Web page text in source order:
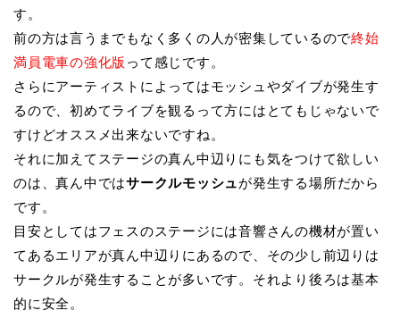
す。
前の方は言うまでもなく多くの人が密集しているので終始
満員電車の強化版 って感じです。
さらにアーティストによってはモッシュやダイブが発生す
るので、初めてライブを観るって方にはとてもじゃないで
すけどオススメ出来ないですね。
それに加えてステージの真ん中辺りにも気をつけて欲しい
のは、真ん中ではサークルモッシュが発生する場所だから
です。
目安としてはフェスのステージには音響さんの機材が置い
てあるエリアが真ん中辺りにあるので、その少し前辺りは
サークルが発生することが多いです。それより後ろは基本
的に安全。